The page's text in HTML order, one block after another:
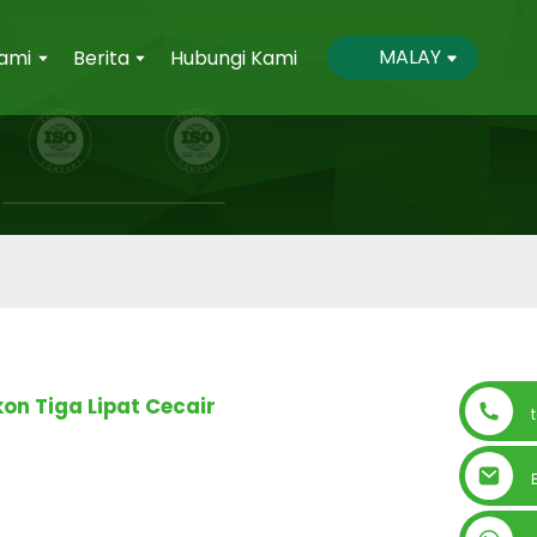
Berita Hubungi Kami MALAY
Tiga Lipat Cecair